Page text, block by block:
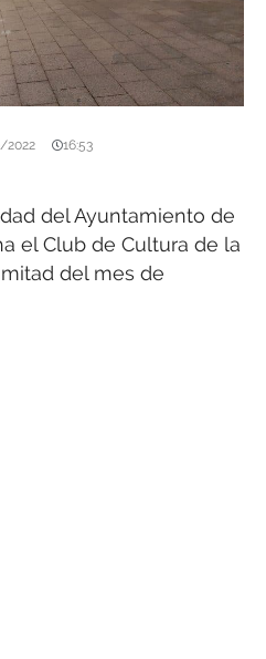
2022 16:53
del Ayuntamiento de
el Club de Cultura de la
del mes de